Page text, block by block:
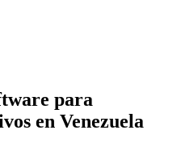
para
en Venezuela